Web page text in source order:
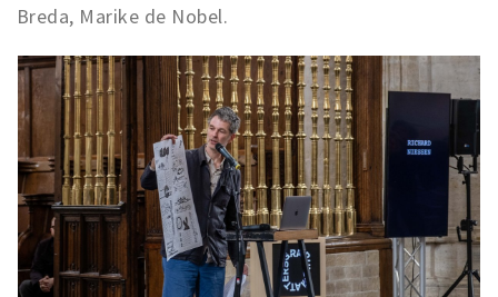
Breda, Marike de Nobel.